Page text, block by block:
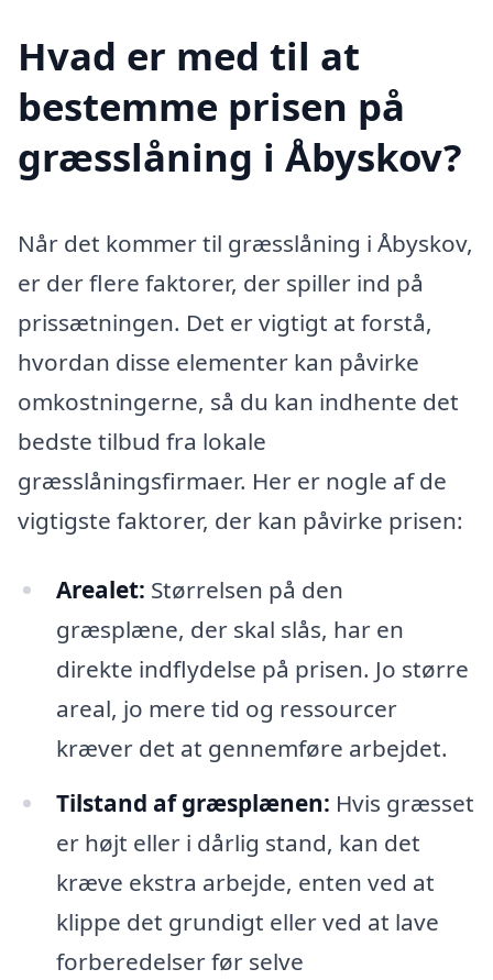
Hvad er med til at
bestemme prisen på
græsslåning i Åbyskov?
Når det kommer til græsslåning i Åbyskov,
er der flere faktorer, der spiller ind på
prissætningen. Det er vigtigt at forstå,
hvordan disse elementer kan påvirke
omkostningerne, så du kan indhente det
bedste tilbud fra lokale
græsslåningsfirmaer. Her er nogle af de
vigtigste faktorer, der kan påvirke prisen:
Arealet: Størrelsen på den
græsplæne, der skal slås, har en
direkte indflydelse på prisen. Jo større
areal, jo mere tid og ressourcer
kræver det at gennemføre arbejdet.
Tilstand af græsplænen: Hvis græsset
er højt eller i dårlig stand, kan det
kræve ekstra arbejde, enten ved at
klippe det grundigt eller ved at lave
forberedelser før selve